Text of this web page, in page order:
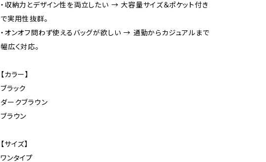
・収納力とデザイン性を両立したい → 大容量サイズ＆ポケット付き
で実用性抜群。
・オンオフ問わず使えるバッグが欲しい → 通勤からカジュアルまで
幅広く対応。
【カラー】
ブラック
ダークブラウン
ブラウン
【サイズ】
ワンタイプ